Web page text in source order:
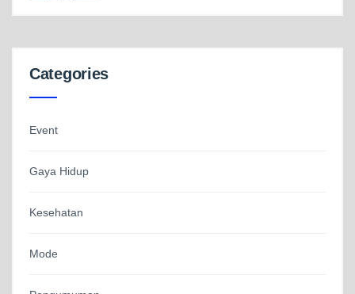
Categories
Event
Gaya Hidup
Kesehatan
Mode